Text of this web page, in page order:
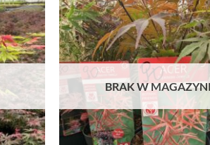
BRAK W